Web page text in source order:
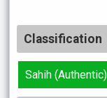
Classification
Sahih (Authentic)